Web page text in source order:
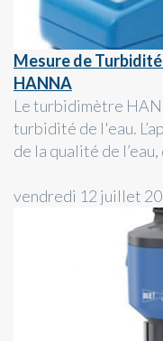
Mesure de
HANNA
Le turbidimètre
turbidité de l'eau.
de la qualité de
vendredi 12 juillet